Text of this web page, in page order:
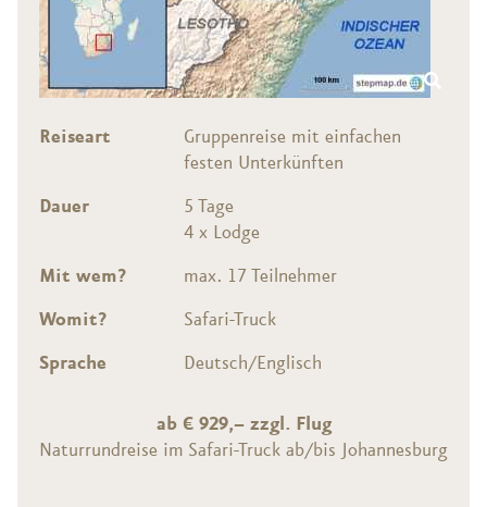
Reiseart
Gruppenreise mit einfachen
festen Unterkünften
Dauer
5 Tage
4 x Lodge
Mit wem?
max. 17 Teilnehmer
Womit?
Safari-Truck
Sprache
Deutsch/Englisch
ab € 929,– zzgl. Flug
Naturrundreise im Safari-Truck ab/bis Johannesburg